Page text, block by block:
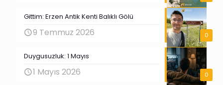
0
Gittim: Erzen Antik Kenti Balıklı Gölü
9 Temmuz 2026
0
Duygusuzluk: 1 Mayıs
1 Mayıs 2026